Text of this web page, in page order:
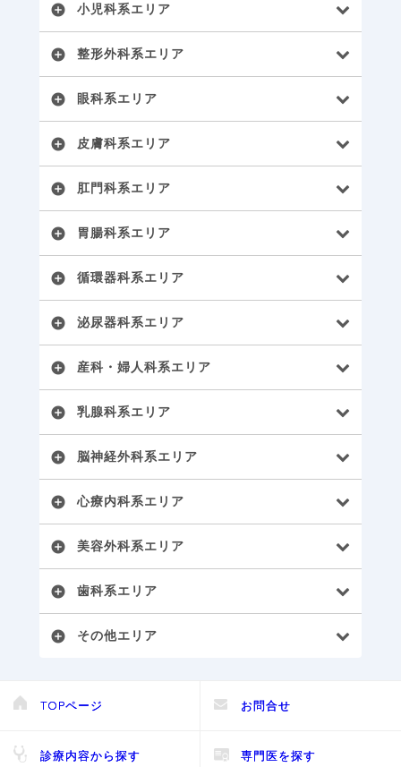
add_circle 小児科系エリア
add_circle 整形外科系エリア
add_circle 眼科系エリア
add_circle 皮膚科系エリア
add_circle 肛門科系エリア
add_circle 胃腸科系エリア
add_circle 循環器科系エリア
add_circle 泌尿器科系エリア
add_circle 産科・婦人科系エリア
add_circle 乳腺科系エリア
add_circle 脳神経外科系エリア
add_circle 心療内科系エリア
add_circle 美容外科系エリア
add_circle 歯科系エリア
add_circle その他エリア
TOPページ お問合せ
診療内容から探す 専門医を探す